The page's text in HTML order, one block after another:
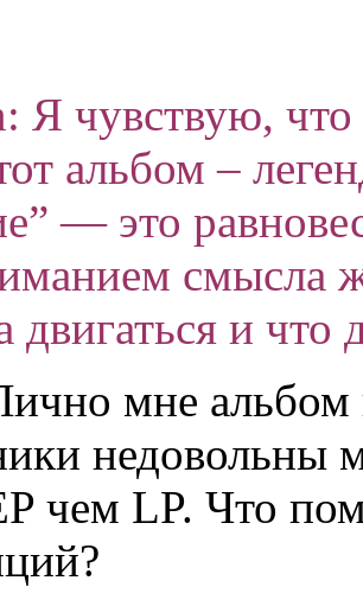
Я чувствую, что
альбом –
— это
смысла
двигаться и что
мне альбом
недовольны
чем LP. Что